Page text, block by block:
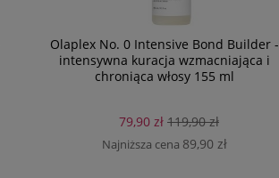
Olaplex No. 0 Intensive Bond Builder -
intensywna kuracja wzmacniająca i
chroniąca włosy 155 ml
79,90 zł 119,90 zł
Najniższa cena 89,90 zł